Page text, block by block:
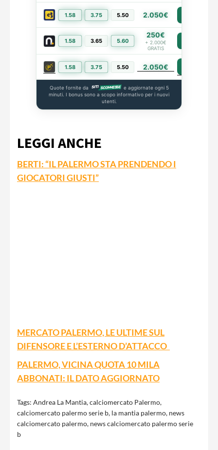
1.58 3.75 5.50 2.050€
1.58 3.65 5.60
250€
+ 2.000€
GRATIS
1.58 3.75 5.50 2.050€
Quote fornite da
e aggiornate ogni 5
minuti. I bonus sono a scopo informativo per i nuovi
utenti.
LEGGI ANCHE
BERTI: “IL PALERMO STA PRENDENDO I
GIOCATORI GIUSTI”
MERCATO PALERMO, LE ULTIME SUL
DIFENSORE E L’ESTERNO D’ATTACCO
PALERMO, VICINA QUOTA 10 MILA
ABBONATI: IL DATO AGGIORNATO
Tags: Andrea La Mantia,calciomercato Palermo,
calciomercato palermo serie b, la mantia palermo, news
calciomercato palermo, news calciomercato palermo serie
b